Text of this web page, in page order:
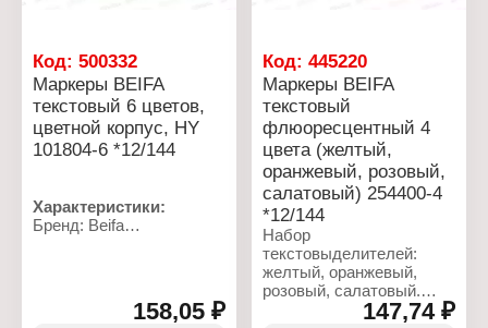
Код: 500332
Маркеры BEIFA
текстовый 6 цветов,
цветной корпус, HY
101804-6 *12/144
Характеристики:
Бренд: Beifa
Вариация: набор
текстовыделителей
158,05 ₽
Код:445220
Маркеры BEIFA
текстовый
флюоресцентный 4
цвета (желтый,
оранжевый, розовый,
салатовый) 254400-4
*12/144
Набор
текстовыделителей:
желтый, оранжевый,
розовый, салатовый.
147,74 ₽